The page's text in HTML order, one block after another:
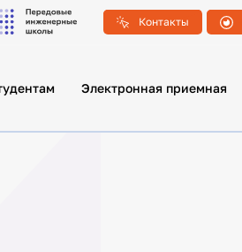
Контакты
Электронная приемная